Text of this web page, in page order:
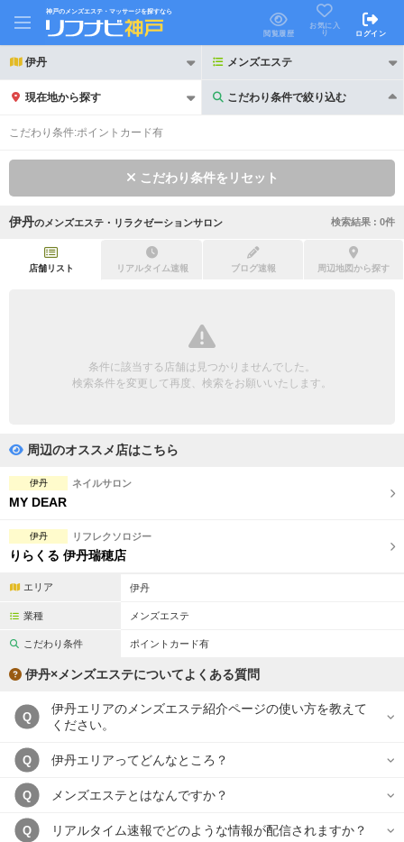
神戸のメンズエステ・マッサージを探すなら
閲覧履歴
お気に入
り
ログイン
伊丹 メンズエステ
現在地から探す こだわり条件で絞り込む
こだわり条件で絞り込む
初回割引あり リピーター割引あり
団体様歓迎
ペアルームあり
フットバスあり
日本人スタッフのみ
スタッフ指名可
駅から徒歩5分以内
こだわり条件を変更
閉じる
こだわり条件:ポイントカード有
こだわり条件をリセット
伊丹の メンズエステ・リラクゼーションサロン 検索結果 : 0件
店舗リスト リアルタイム速報 ブログ速報 周辺地図から探す
条件に該当する店舗は見つかりませんでした。
検索条件を変更して再度、検索をお願いいたします。
周辺のオススメ店はこちら
伊丹 ネイルサロン
MY DEAR
伊丹 リフレクソロジー
りらくる 伊丹瑞穂店
エリア 伊丹
業種 メンズエステ
こだわり条件 ポイントカード有
伊丹×メンズエステについてよくある質問
Q
伊丹エリアのメンズエステ紹介ページの使い方を教えて
ください。
Q 伊丹エリアってどんなところ？
Q メンズエステとはなんですか？
Q リアルタイム速報でどのような情報が配信されますか？